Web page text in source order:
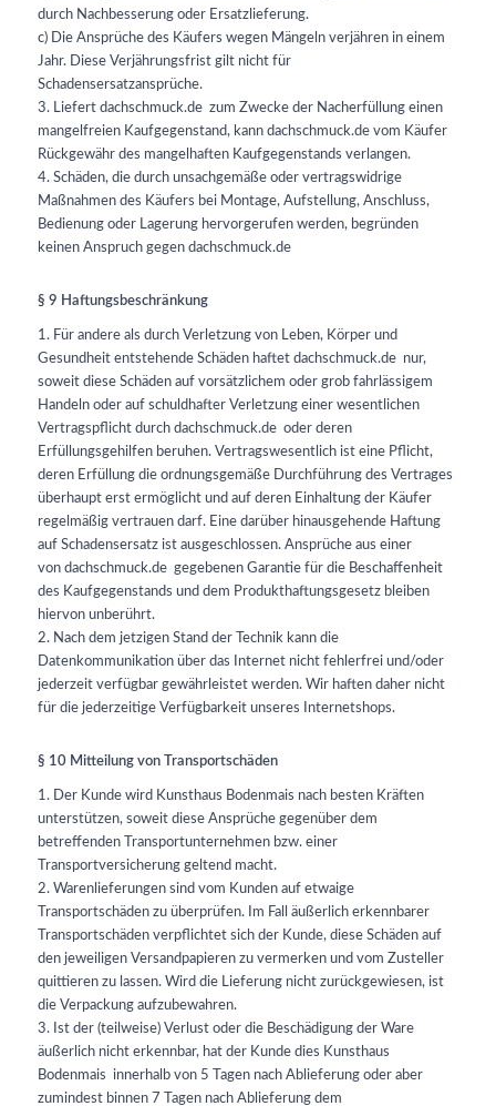
durch Nachbesserung oder Ersatzlieferung.
c) Die Ansprüche des Käufers wegen Mängeln verjähren in einem
Jahr. Diese Verjährungsfrist gilt nicht für
Schadensersatzansprüche.
3. Liefert dachschmuck.de zum Zwecke der Nacherfüllung einen
mangelfreien Kaufgegenstand, kann dachschmuck.de vom Käufer
Rückgewähr des mangelhaften Kaufgegenstands verlangen.
4. Schäden, die durch unsachgemäße oder vertragswidrige
Maßnahmen des Käufers bei Montage, Aufstellung, Anschluss,
Bedienung oder Lagerung hervorgerufen werden, begründen
keinen Anspruch gegen dachschmuck.de
§ 9 Haftungsbeschränkung
1. Für andere als durch Verletzung von Leben, Körper und
Gesundheit entstehende Schäden haftet dachschmuck.de nur,
soweit diese Schäden auf vorsätzlichem oder grob fahrlässigem
Handeln oder auf schuldhafter Verletzung einer wesentlichen
Vertragspflicht durch dachschmuck.de oder deren
Erfüllungsgehilfen beruhen. Vertragswesentlich ist eine Pflicht,
deren Erfüllung die ordnungsgemäße Durchführung des Vertrages
überhaupt erst ermöglicht und auf deren Einhaltung der Käufer
regelmäßig vertrauen darf. Eine darüber hinausgehende Haftung
auf Schadensersatz ist ausgeschlossen. Ansprüche aus einer
von dachschmuck.de gegebenen Garantie für die Beschaffenheit
des Kaufgegenstands und dem Produkthaftungsgesetz bleiben
hiervon unberührt.
2. Nach dem jetzigen Stand der Technik kann die
Datenkommunikation über das Internet nicht fehlerfrei und/oder
jederzeit verfügbar gewährleistet werden. Wir haften daher nicht
für die jederzeitige Verfügbarkeit unseres Internetshops.
§ 10 Mitteilung von Transportschäden
1. Der Kunde wird Kunsthaus Bodenmais nach besten Kräften
unterstützen, soweit diese Ansprüche gegenüber dem
betreffenden Transportunternehmen bzw. einer
Transportversicherung geltend macht.
2. Warenlieferungen sind vom Kunden auf etwaige
Transportschäden zu überprüfen. Im Fall äußerlich erkennbarer
Transportschäden verpflichtet sich der Kunde, diese Schäden auf
den jeweiligen Versandpapieren zu vermerken und vom Zusteller
quittieren zu lassen. Wird die Lieferung nicht zurückgewiesen, ist
die Verpackung aufzubewahren.
3. Ist der (teilweise) Verlust oder die Beschädigung der Ware
äußerlich nicht erkennbar, hat der Kunde dies Kunsthaus
Bodenmais innerhalb von 5 Tagen nach Ablieferung oder aber
zumindest binnen 7 Tagen nach Ablieferung dem